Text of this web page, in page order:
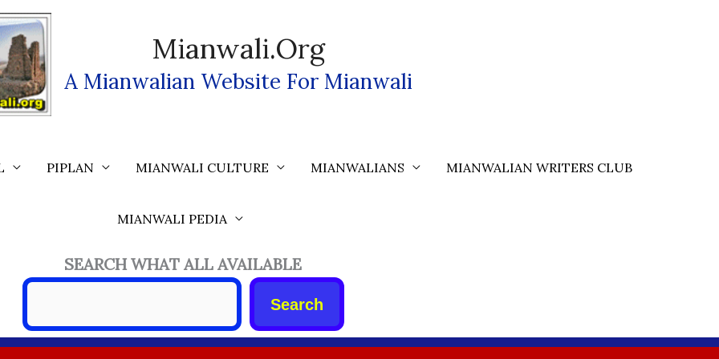
Mianwali.org
A Mianwalian Website For Mianwali
PIPLAN MIANWALI CULTURE MIANWALIANS MIANWALIAN WRITERS CLUB
MIANWALI PEDIA
SEARCH WHAT ALL AVAILABLE
Search